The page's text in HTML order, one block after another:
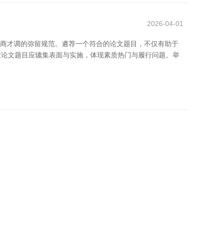
2026-04-01
才调的弥留规范。遴荐一个符合的论文题目，不仅有助于
文题目应辘集表面与实施，体现素质热门与履行问题。举